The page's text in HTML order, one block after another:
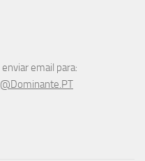
email para: